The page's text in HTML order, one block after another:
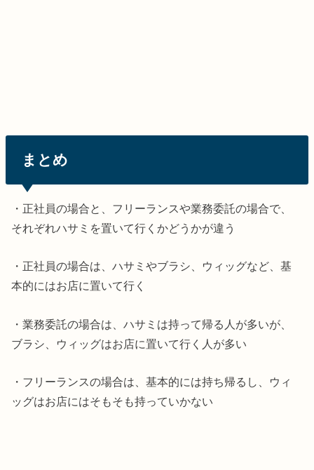
まとめ
・正社員の場合と、フリーランスや業務委託の場合で、
それぞれハサミを置いて行くかどうかが違う
・正社員の場合は、ハサミやブラシ、ウィッグなど、基
本的にはお店に置いて行く
・業務委託の場合は、ハサミは持って帰る人が多いが、
ブラシ、ウィッグはお店に置いて行く人が多い
・フリーランスの場合は、基本的には持ち帰るし、ウィ
ッグはお店にはそもそも持っていかない